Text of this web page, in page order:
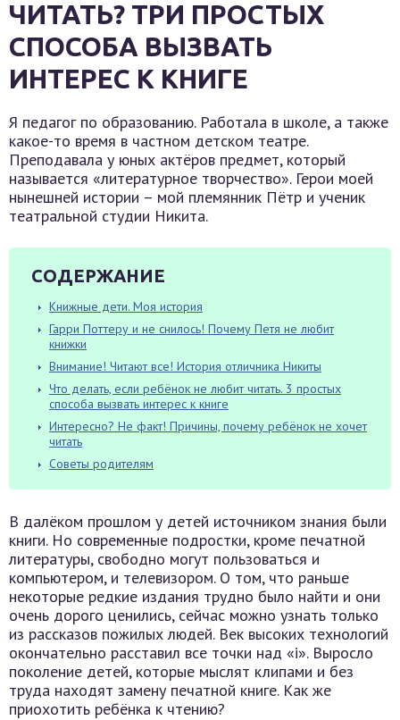
ЧИТАТЬ? ТРИ ПРОСТЫХ
СПОСОБА ВЫЗВАТЬ
ИНТЕРЕС К КНИГЕ
Я педагог по образованию. Работала в школе, а также
какое-то время в частном детском театре.
Преподавала у юных актёров предмет, который
называется «литературное творчество». Герои моей
нынешней истории – мой племянник Пётр и ученик
театральной студии Никита.
СОДЕРЖАНИЕ
Книжные дети. Моя история
Гарри Поттеру и не снилось! Почему Петя не любит
книжки
Внимание! Читают все! История отличника Никиты
Что делать, если ребёнок не любит читать. 3 простых
способа вызвать интерес к книге
Интересно? Не факт! Причины, почему ребёнок не хочет
читать
Советы родителям
В далёком прошлом у детей источником знания были
книги. Но современные подростки, кроме печатной
литературы, свободно могут пользоваться и
компьютером, и телевизором. О том, что раньше
некоторые редкие издания трудно было найти и они
очень дорого ценились, сейчас можно узнать только
из рассказов пожилых людей. Век высоких технологий
окончательно расставил все точки над «i». Выросло
поколение детей, которые мыслят клипами и без
труда находят замену печатной книге. Как же
приохотить ребёнка к чтению?